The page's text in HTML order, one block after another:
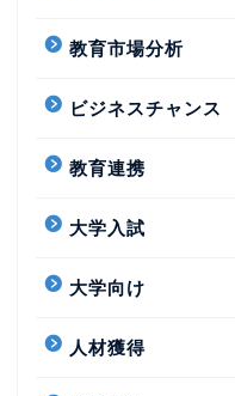
教育市場分析
ビジネスチャンス
教育連携
大学入試
大学向け
人材獲得